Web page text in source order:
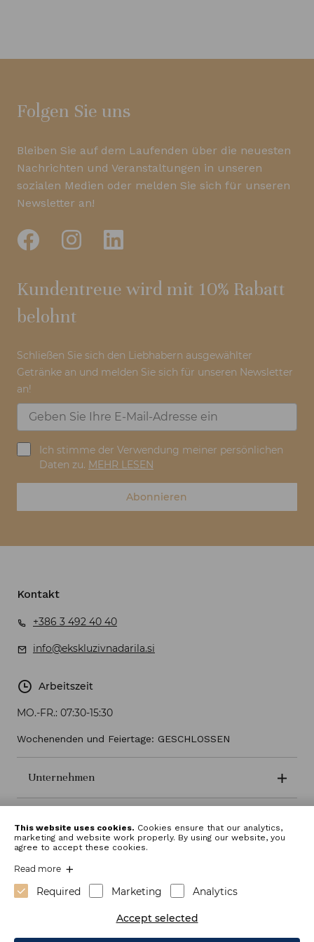
Folgen Sie uns
Bleiben Sie auf dem Laufenden über die neuesten
Nachrichten und Veranstaltungen in unseren
sozialen Medien oder melden Sie sich für unseren
Newsletter an!
Kundentreue wird mit 10% Rabatt
belohnt
Schließen Sie sich den Liebhabern ausgewählter
Getränke an und melden Sie sich für unseren Newsletter
an!
Ich stimme der Verwendung meiner persönlichen
Daten zu. MEHR LESEN
Abonnieren
Kontakt
+386 3 492 40 40
info@ekskluzivnadarila.si
Arbeitszeit
MO.-FR.: 07:30-15:30
Wochenenden und Feiertage: GESCHLOSSEN
Unternehmen
This website uses cookies. Cookies ensure that our analytics,
marketing and website work properly. By using our website, you
agree to accept these cookies.
Read more
Required Marketing Analytics
Accept selected